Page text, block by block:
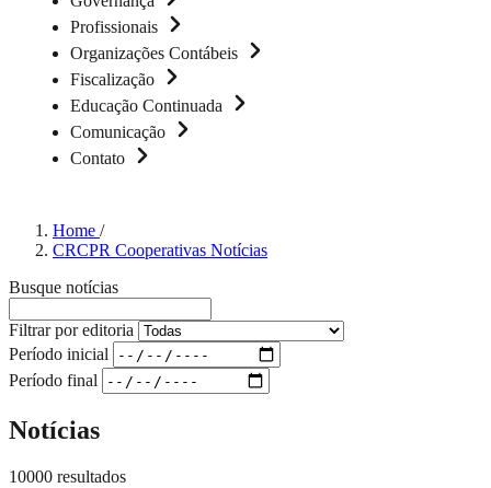
Profissionais
Organizações Contábeis
Fiscalização
Educação Continuada
Comunicação
Contato
Home /
CRCPR Cooperativas Notícias
Busque notícias
Filtrar por editoria
Período inicial
Período final
Notícias
10000 resultados